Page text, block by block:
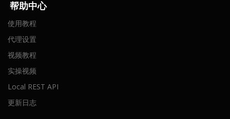
帮助中心
使用教程
代理设置
视频教程
实操视频
Local REST API
更新日志